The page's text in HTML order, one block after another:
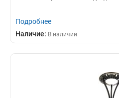
Подробнее
Наличие: В наличии